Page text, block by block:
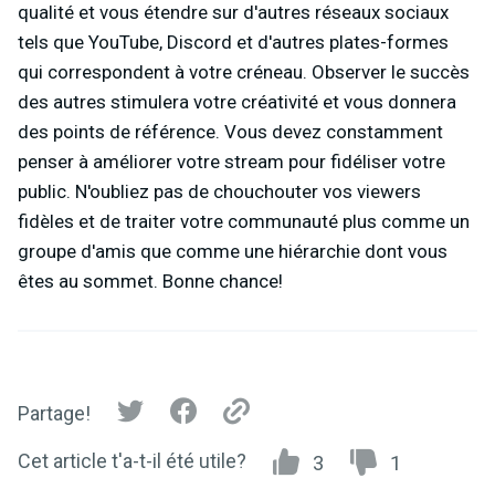
qualité et vous étendre sur d'autres réseaux sociaux
tels que YouTube, Discord et d'autres plates-formes
qui correspondent à votre créneau. Observer le succès
des autres stimulera votre créativité et vous donnera
des points de référence. Vous devez constamment
penser à améliorer votre stream pour fidéliser votre
public. N'oubliez pas de chouchouter vos viewers
fidèles et de traiter votre communauté plus comme un
groupe d'amis que comme une hiérarchie dont vous
êtes au sommet. Bonne chance!
Partage!
Cet article t'a-t-il été utile? 3 1